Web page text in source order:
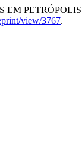
EM
view/3767.